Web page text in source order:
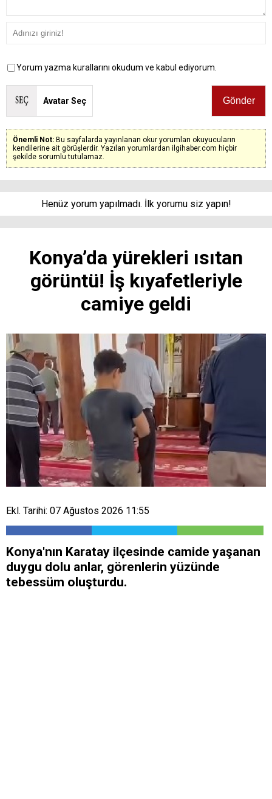
Yorum yazma kurallarını okudum ve kabul ediyorum.
Avatar Seç
Önemli Not: Bu sayfalarda yayınlanan okur yorumları okuyucuların
kendilerine ait görüşlerdir. Yazılan yorumlardan ilgihaber.com hiçbir
şekilde sorumlu tutulamaz.
Henüz yorum yapılmadı. İlk yorumu siz yapın!
Konya’da yürekleri ısıtan
görüntü! İş kıyafetleriyle
camiye geldi
Ekl. Tarihi: 07 Ağustos 2026 11:55
Konya'nın Karatay ilçesinde camide yaşanan
duygu dolu anlar, görenlerin yüzünde
tebessüm oluşturdu.